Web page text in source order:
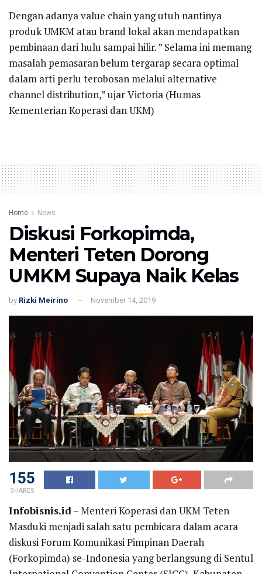
Dengan adanya value chain yang utuh nantinya
produk UMKM atau brand lokal akan mendapatkan
pembinaan dari hulu sampai hilir. ” Selama ini memang
masalah pemasaran belum tergarap secara optimal
dalam arti perlu terobosan melalui alternative
channel distribution,” ujar Victoria (Humas
Kementerian Koperasi dan UKM)
Home News
Diskusi Forkopimda,
Menteri Teten Dorong
UMKM Supaya Naik Kelas
by Rizki Meirino November 14, 2019
155
SHARES
Infobisnis.id– Menteri Koperasi dan UKM Teten
Masduki menjadi salah satu pembicara dalam acara
diskusi Forum Komunikasi Pimpinan Daerah
(Forkopimda) se-Indonesia yang berlangsung di Sentul